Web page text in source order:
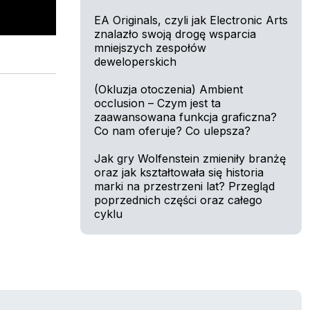
EA Originals, czyli jak Electronic Arts
znalazło swoją drogę wsparcia
mniejszych zespołów
deweloperskich
(Okluzja otoczenia) Ambient
occlusion – Czym jest ta
zaawansowana funkcja graficzna?
Co nam oferuje? Co ulepsza?
Jak gry Wolfenstein zmieniły branżę
oraz jak kształtowała się historia
marki na przestrzeni lat? Przegląd
poprzednich części oraz całego
cyklu